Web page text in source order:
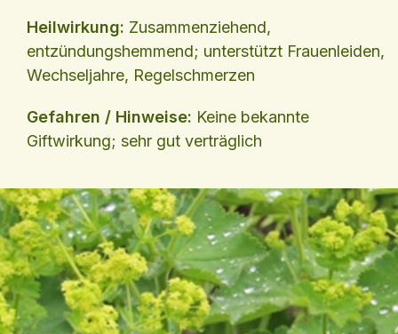
Heilwirkung: Zusammenziehend,
entzündungshemmend; unterstützt Frauenleiden,
Wechseljahre, Regelschmerzen
Gefahren / Hinweise: Keine bekannte
Giftwirkung; sehr gut verträglich